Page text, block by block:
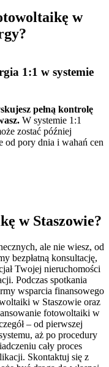
w
1:1 w systemie
pełną kontrolę
W systemie 1:1
zostać później
od pory dnia i wahań cen
w Staszowie?
ale nie wiesz, od
bezpłatną konsultację,
Twojej nieruchomości
Podczas spotkania
wsparcia finansowego
w Staszowie oraz
fotowoltaiki w
– od pierwszej
aż po procedury
cały proces
Skontaktuj się z